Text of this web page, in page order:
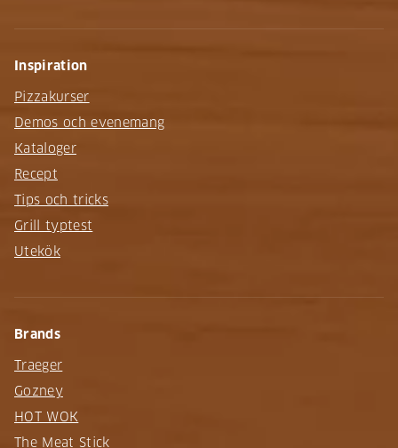
Inspiration
Pizzakurser
Demos och evenemang
Kataloger
Recept
Tips och tricks
Grill typtest
Utekök
Brands
Traeger
Gozney
HOT WOK
The Meat Stick